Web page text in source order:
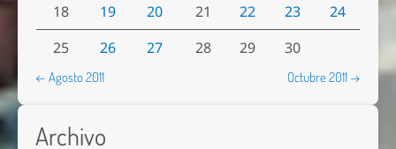
18
19 20 21 22 23
24
25
26 27 28 29 30
← Agosto 2011 Octubre 2011 →
Archivo